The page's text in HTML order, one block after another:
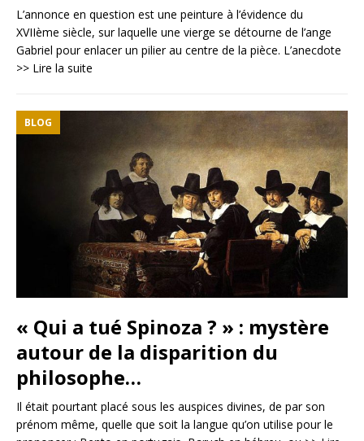
L’annonce en question est une peinture à l’évidence du
XVIIème siècle, sur laquelle une vierge se détourne de l’ange
Gabriel pour enlacer un pilier au centre de la pièce. L’anecdote
>> Lire la suite
BLOG
« Qui a tué Spinoza ? » : mystère
autour de la disparition du
philosophe…
Il était pourtant placé sous les auspices divines, de par son
prénom même, quelle que soit la langue qu’on utilise pour le